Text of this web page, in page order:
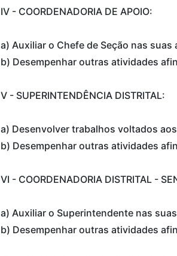
IV - COORDENADORIA DE APOIO:
a) Auxiliar o Chefe de Seção nas suas
b) Desempenhar outras atividades
V - SUPERINTENDÊNCIA DISTRITAL:
a) Desenvolver trabalhos voltados
b) Desempenhar outras atividades
VI - COORDENADORIA DISTRITAL -
a) Auxiliar o Superintendente nas
b) Desempenhar outras atividades